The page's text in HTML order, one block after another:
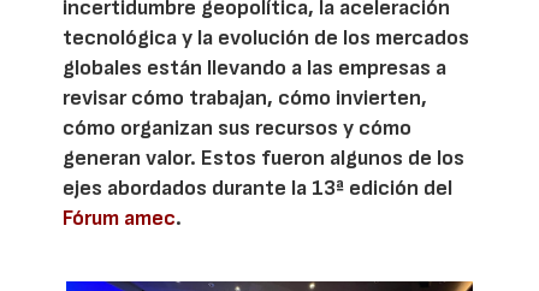
incertidumbre geopolítica, la aceleración
tecnológica y la evolución de los mercados
globales están llevando a las empresas a
revisar cómo trabajan, cómo invierten,
cómo organizan sus recursos y cómo
generan valor. Estos fueron algunos de los
ejes abordados durante la 13ª edición del
Fórum amec.